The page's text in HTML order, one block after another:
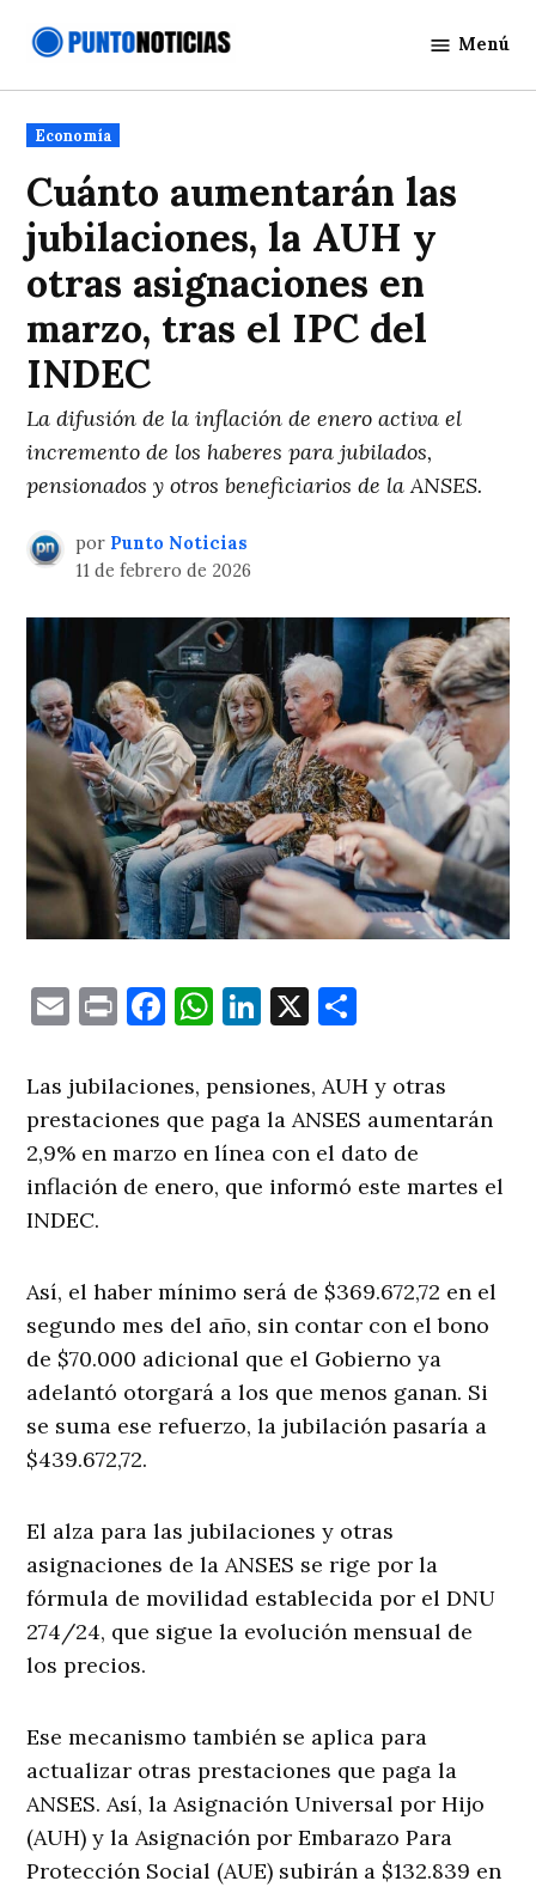
Noticias
Menú
Publicado
en
Economía
Cuánto aumentarán las
jubilaciones, la AUH y
otras asignaciones en
marzo, tras el IPC del
INDEC
La difusión de la inflación de enero activa el
incremento de los haberes para jubilados,
pensionados y otros beneficiarios de la ANSES.
por Punto Noticias
11 de febrero de 2026
EmailPrintFacebook
WhatsApp
LinkedIn
X
Las jubilaciones, pensiones, AUH y otras
prestaciones que paga la ANSES aumentarán
2,9% en marzo en línea con el dato de
inflación de enero, que informó este martes el
INDEC.
Así, el haber mínimo será de $369.672,72 en el
segundo mes del año, sin contar con el bono
de $70.000 adicional que el Gobierno ya
adelantó otorgará a los que menos ganan. Si
se suma ese refuerzo, la jubilación pasaría a
$439.672,72.
El alza para las jubilaciones y otras
asignaciones de la ANSES se rige por la
fórmula de movilidad establecida por el DNU
274/24, que sigue la evolución mensual de
los precios.
Ese mecanismo también se aplica para
actualizar otras prestaciones que paga la
ANSES. Así, la Asignación Universal por Hijo
(AUH) y la Asignación por Embarazo Para
Protección Social (AUE) subirán a $132.839 en